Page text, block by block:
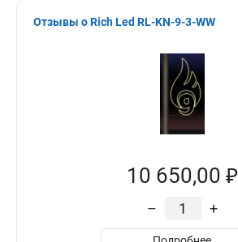
Отзывы о Rich Led RL-KN-9-3-WW
10 650,00 ₽
– +